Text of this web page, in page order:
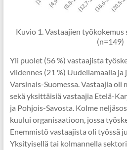
Kuvio 1. Vastaajien työkokemus
(n=149)
Yli puolet (56 %) vastaajista
viidennes (21 %) Uudellamaalla ja
Varsinais-Suomessa. Vastaajia oli
sekä yksittäisiä vastaajia Etelä-
ja Pohjois-Savosta. Kolme
kuului organisaatioon, jossa
Enemmistö vastaajista oli työssä
Yksityisellä tai kolmannella